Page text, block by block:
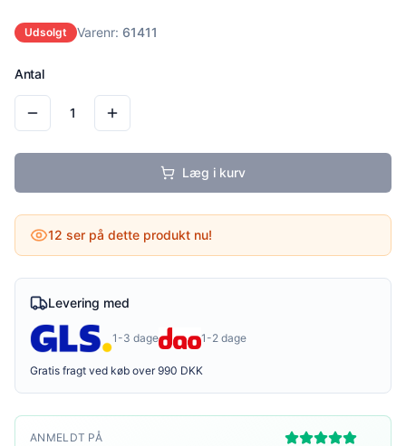
Udsolgt Varenr: 61411
Antal
1
Læg i kurv
12 ser på dette produkt nu!
Levering med
1-3 dage 1-2 dage
Gratis fragt ved køb over 990 DKK
ANMELDT PÅ